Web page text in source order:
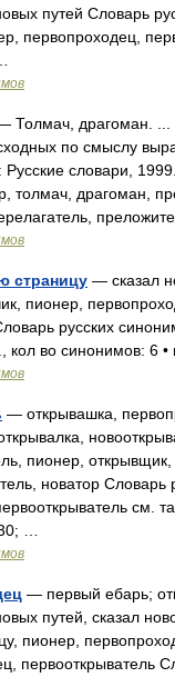
путей Словарь
первопроходец,
Толмач, драгоман. ...
по смыслу
словари,
толмач, драгоман,
страницу — сказал
пионер,
русских
кол во синонимов: 6 •
— открывашка,
пионер, открывщик,
новатор Словарь
см.
…
— первый ебарь;
путей, сказал
пионер,
первооткрыватель